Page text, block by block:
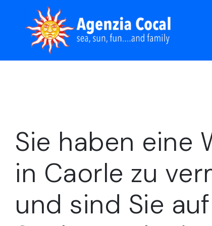
Sie haben eine
in Caorle zu
und sind Sie